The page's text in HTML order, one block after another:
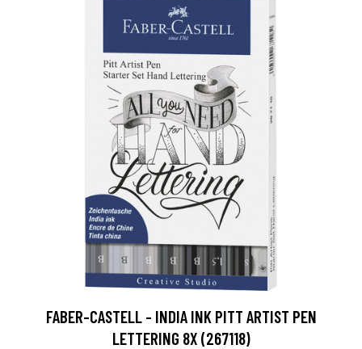
FABER-CASTELL - INDIA INK PITT ARTIST PEN
LETTERING 8X (267118)